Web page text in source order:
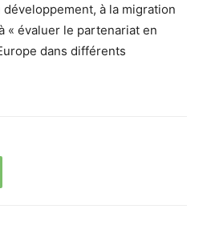
développement, à la migration
« évaluer le partenariat en
dans différents